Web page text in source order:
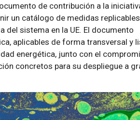
de contribución a la
un catálogo de medidas replicables
sistema en la UE. El documento
aplicables de forma transversal y
energética, junto con el
concretos para su despliegue a